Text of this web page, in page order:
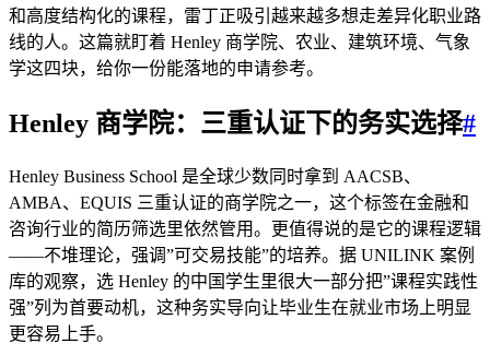
和高度结构化的课程，雷丁正吸引越来越多想走差异化职业路
线的人。这篇就盯着 Henley 商学院、农业、建筑环境、气象
学这四块，给你一份能落地的申请参考。
Henley 商学院：三重认证下的务实选择#
Henley Business School 是全球少数同时拿到 AACSB、
AMBA、EQUIS 三重认证的商学院之一，这个标签在金融和
咨询行业的简历筛选里依然管用。更值得说的是它的课程逻辑
——不堆理论，强调”可交易技能”的培养。据 UNILINK 案例
库的观察，选 Henley 的中国学生里很大一部分把”课程实践性
强”列为首要动机，这种务实导向让毕业生在就业市场上明显
更容易上手。